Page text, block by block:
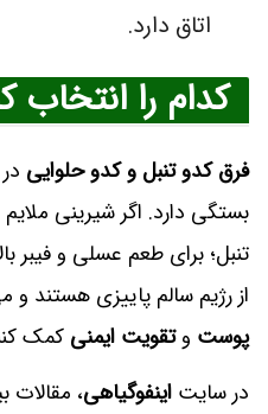
اتاق دارد.
کدام را انتخاب
فرق کدو تنبل و کدو حلوایی
بستگی دارد. اگر شیرینی
تنبل؛ برای طعم عسلی و فیبر
از رژیم سالم پاییزی هستند و
پوست وتقویت ایمنی کمک
در سایت اینفوگیاهی، مقالات